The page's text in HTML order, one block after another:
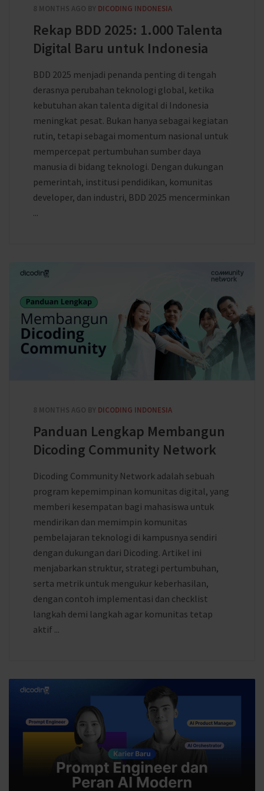
8 MONTHS AGO BY DICODING INDONESIA
Rekap BDD 2025: 1.000 Talenta
Digital Baru untuk Indonesia
BDD 2025 menjadi penanda penting di tengah
derasnya perubahan teknologi global, ketika
kebutuhan akan talenta digital di Indonesia
meningkat pesat. Bukan hanya sebagai kegiatan
rutin, tetapi sebagai momentum nasional untuk
mempercepat pertumbuhan sumber daya
manusia di bidang teknologi. Dengan dukungan
pemerintah, institusi pendidikan, komunitas
developer, dan industri, BDD 2025 mencerminkan
...
8 MONTHS AGO BY DICODING INDONESIA
Panduan Lengkap Membangun
Dicoding Community Network
Dicoding Community Network adalah sebuah
program kepemimpinan komunitas digital, yang
memberi kesempatan bagi mahasiswa untuk
mendirikan dan memimpin komunitas
pembelajaran teknologi di kampusnya sendiri
dengan dukungan dari Dicoding. Artikel ini
menjabarkan struktur, strategi pertumbuhan,
serta metrik untuk mengukur keberhasilan,
dengan contoh implementasi dan checklist
langkah demi langkah agar komunitas tetap
aktif ...